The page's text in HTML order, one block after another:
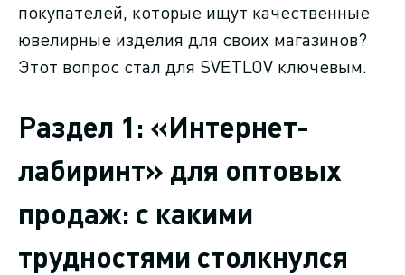
покупателей, которые ищут качественные
ювелирные изделия для своих магазинов?
Этот вопрос стал для SVETLOV ключевым.
Раздел 1: «Интернет-
лабиринт» для оптовых
продаж: с какими
трудностями столкнулся